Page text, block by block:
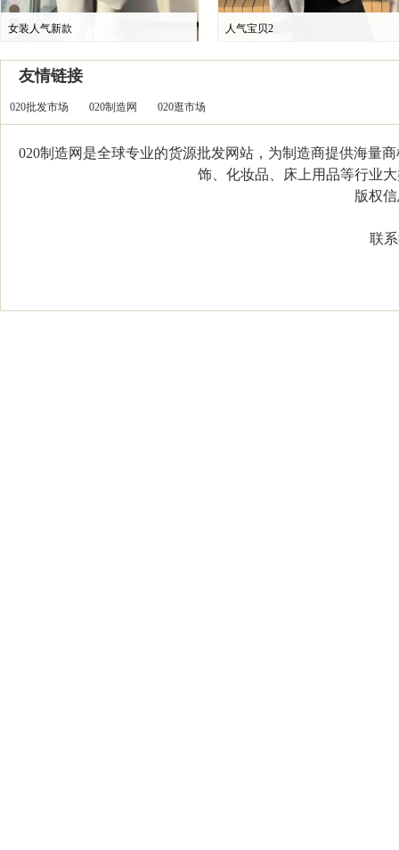
女装人气新款 人气宝贝2
友情链接
020批发市场 020制造网 020逛市场
020制造网是全球专业的货源批发网站，为制造商提供海量
饰、化妆品、床上用品等行业
版权信
联